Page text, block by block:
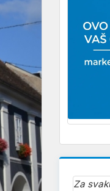
Za